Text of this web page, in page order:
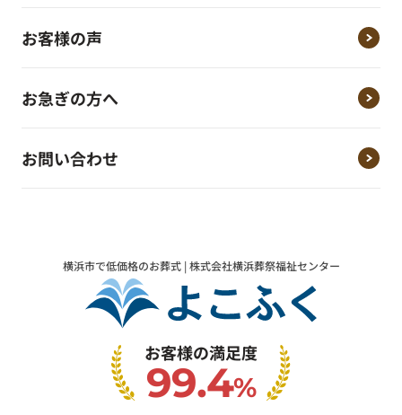
お客様の声
お急ぎの方へ
お問い合わせ
横浜市で低価格のお葬式 | 株式会社横浜葬祭福祉センター
お客様の満足度
99.4%